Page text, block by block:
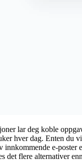
lar deg koble
hver dag. Enten du
innkommende e-poster
det flere alternativer